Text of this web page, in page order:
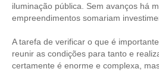
HOMOLOGAÇÕES
FIQUE POR DENTRO
iluminação pública. Sem avanços há
empreendimentos somariam
A tarefa de verificar o que é
reunir as condições para tanto e
certamente é enorme e complexa,